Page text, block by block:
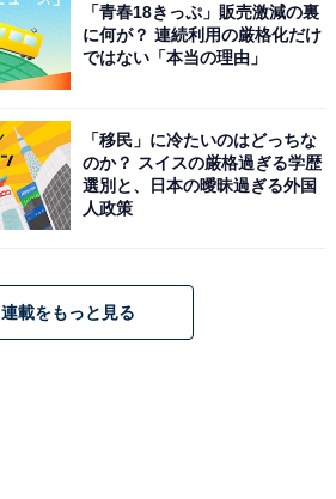
「青春18きっぷ」販売激減の裏
に何が？ 連続利用の厳格化だけ
ではない「本当の理由」
「移民」に冷たいのはどっちな
のか？ スイスの厳格過ぎる学歴
選別と、日本の曖昧過ぎる外国
人政策
連載をもっと見る